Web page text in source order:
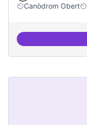
Canòdrom Obert